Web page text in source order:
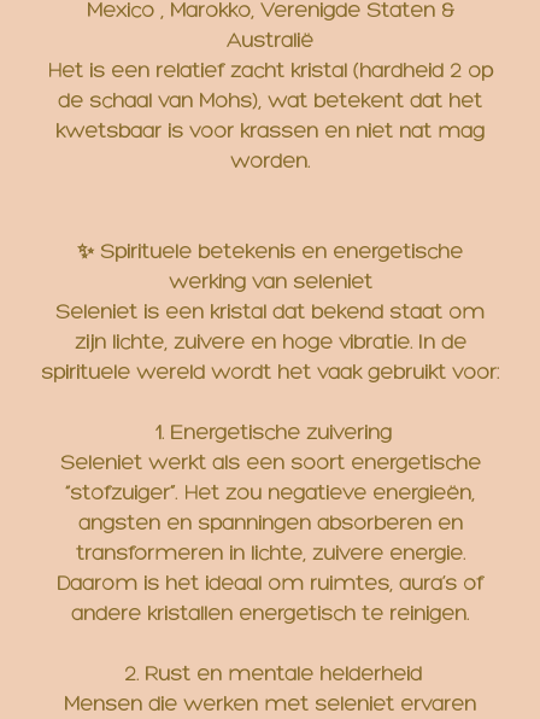
Mexico , Marokko, Verenigde Staten &
Australië
Het is een relatief zacht kristal (hardheid 2 op
de schaal van Mohs), wat betekent dat het
kwetsbaar is voor krassen en niet nat mag
worden.
✨ Spirituele betekenis en energetische
werking van seleniet
Seleniet is een kristal dat bekend staat om
zijn lichte, zuivere en hoge vibratie. In de
spirituele wereld wordt het vaak gebruikt voor:
1. Energetische zuivering
Seleniet werkt als een soort energetische
“stofzuiger”. Het zou negatieve energieën,
angsten en spanningen absorberen en
transformeren in lichte, zuivere energie.
Daarom is het ideaal om ruimtes, aura’s of
andere kristallen energetisch te reinigen.
2. Rust en mentale helderheid
Mensen die werken met seleniet ervaren